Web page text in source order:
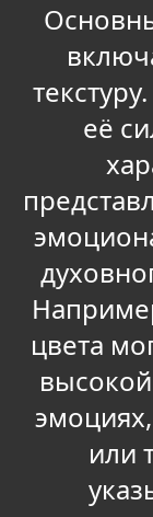
её
цвета
или